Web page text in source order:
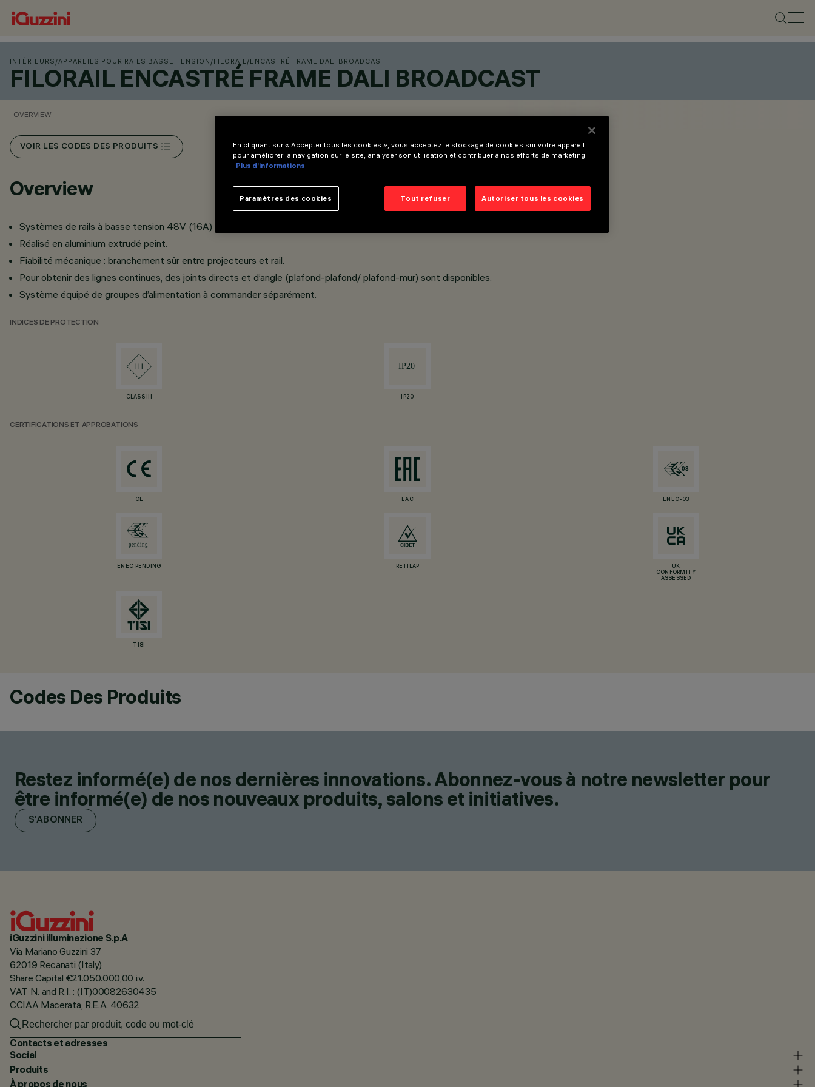
INTÉRIEURS /APPAREILS POUR RAILS BASSE TENSION /FILORAIL/ENCASTRÉ FRAME DALI BROADCAST
FILORAIL ENCASTRÉ FRAME DALI BROADCAST
OVERVIEW
VOIR LES CODES DES PRODUITS
Overview
Systèmes de rails à basse tension 48V (16A) étudié pour applications encastrées avec collerette de butée (version Frame).
Réalisé en aluminium extrudé peint.
Fiabilité mécanique : branchement sûr entre projecteurs et rail.
Pour obtenir des lignes continues, des joints directs et d’angle (plafond-plafond/ plafond-mur) sont disponibles.
Système équipé de groupes d’alimentation à commander séparément.
INDICES DE PROTECTION
CLASS III IP20
CERTIFICATIONS ET APPROBATIONS
CE EAC ENEC-03
ENEC PENDING RETILAP
UK
CONFORMITY
ASSESSED
TISI
Codes Des Produits
Restez informé(e) de nos dernières innovations. Abonnez-vous à notre newsletter pour
être informé(e) de nos nouveaux produits, salons et initiatives.
S'ABONNER
iGuzzini illuminazione S.p.A
Via Mariano Guzzini 37
62019 Recanati (Italy)
Share Capital €21.050.000,00 i.v.
VAT N. and R.I. : (IT)00082630435
CCIAA Macerata, R.E.A. 40632
Contacts et adresses
Social
Produits
À propos de nous
En cliquant sur « Accepter tous les cookies », vous acceptez le stockage de cookies sur votre appareil
pour améliorer la navigation sur le site, analyser son utilisation et contribuer à nos efforts de marketing.
Plus d’informations
Tout refuser Autoriser tous les cookies
Paramètres des cookies